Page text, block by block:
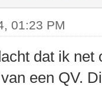
01:23 PM
dat ik
een QV.